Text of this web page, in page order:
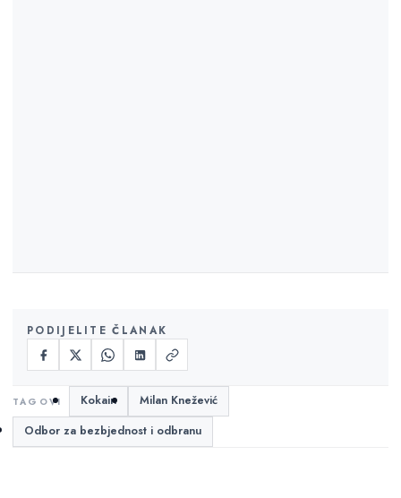
PODIJELITE ČLANAK
Kokain
Milan Knežević
Odbor za bezbjednost i odbranu